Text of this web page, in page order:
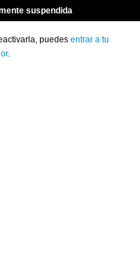
suspendida
puedes entrar a tu
.